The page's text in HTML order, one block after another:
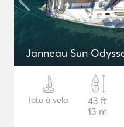
Janneau Sun
Iate à vela
43 ft
13 m